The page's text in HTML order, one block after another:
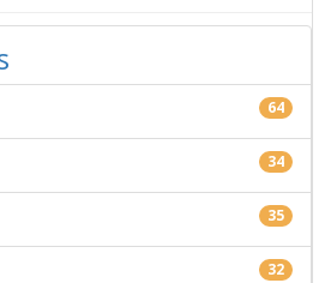
64
34
35
32